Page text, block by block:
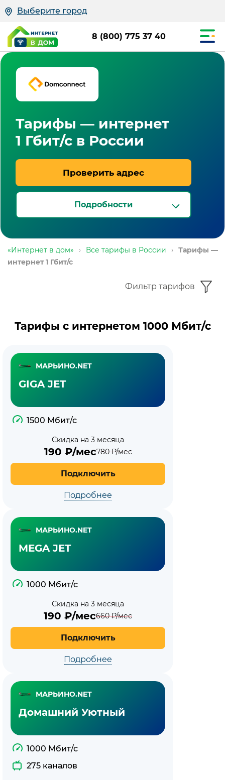
Выберите город
8 (800) 775 37 40
Тарифы — интернет
1 Гбит/с в России
Проверить адрес
Подробности
«Интернет в дом» › Все тарифы в России ›
Тарифы —
интернет 1 Гбит/с
Фильтр тарифов
Тарифы с интернетом 1000 Мбит/с
МАРЬИНО.NET
GIGA JET
1500 Мбит/с
Скидка на 3 месяца
190 ₽/мес780₽/мес
Подключить
Подробнее
МАРЬИНО.NET
MEGA JET
1000 Мбит/с
Скидка на 3 месяца
190 ₽/мес660₽/мес
Подключить
Подробнее
МАРЬИНО.NET
Домашний Уютный
1000 Мбит/с
275 каналов